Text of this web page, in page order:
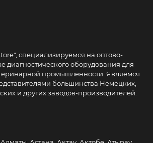
специализируемся на оптово-
диагностического оборудования для
промышленности. Являемся
большинства Немецких,
и других заводов-производителей.